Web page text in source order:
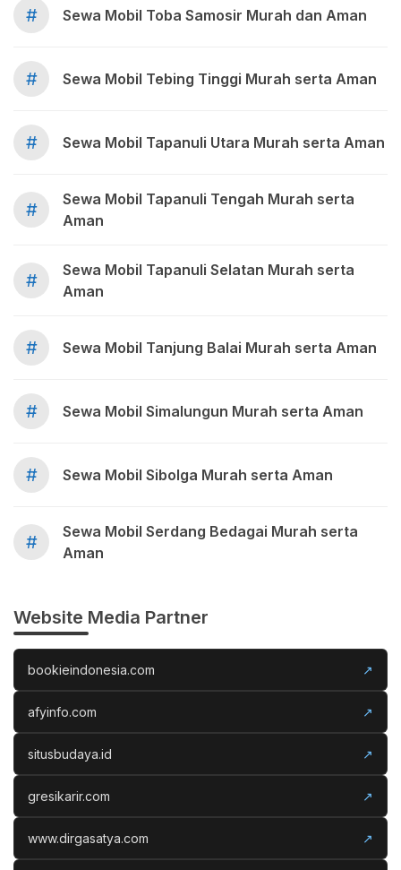
# Sewa Mobil Toba Samosir Murah dan Aman
# Sewa Mobil Tebing Tinggi Murah serta Aman
# Sewa Mobil Tapanuli Utara Murah serta Aman
#
Sewa Mobil Tapanuli Tengah Murah serta
Aman
#
Sewa Mobil Tapanuli Selatan Murah serta
Aman
# Sewa Mobil Tanjung Balai Murah serta Aman
# Sewa Mobil Simalungun Murah serta Aman
# Sewa Mobil Sibolga Murah serta Aman
#
Sewa Mobil Serdang Bedagai Murah serta
Aman
Website Media Partner
bookieindonesia.com ↗
afyinfo.com ↗
situsbudaya.id ↗
gresikarir.com ↗
www.dirgasatya.com ↗